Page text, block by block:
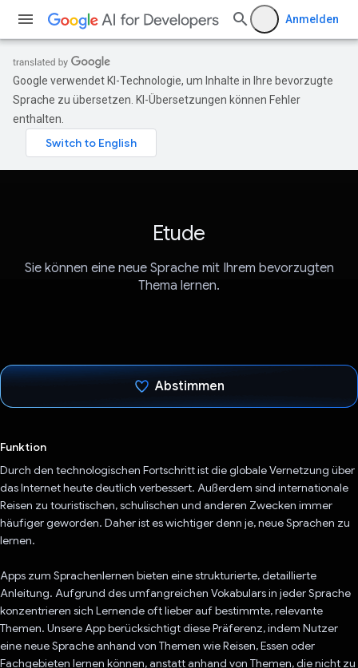
Anmelden
Google verwendet KI-Technologie, um Inhalte in Ihre bevorzugte
Sprache zu übersetzen. KI-Übersetzungen können Fehler
enthalten.
Etude
Sie können eine neue Sprache mit Ihrem bevorzugten
Thema lernen.
Abstimmen
Funktion
Durch den technologischen Fortschritt ist die globale Vernetzung über
das Internet heute deutlich verbessert. Außerdem sind internationale
Reisen zu touristischen, schulischen und anderen Zwecken immer
häufiger geworden. Daher ist es wichtiger denn je, neue Sprachen zu
lernen.
Apps zum Sprachenlernen bieten eine strukturierte, detaillierte
Anleitung. Aufgrund des umfangreichen Vokabulars in jeder Sprache
konzentrieren sich Lernende oft lieber auf bestimmte, relevante
Themen. Unsere App berücksichtigt diese Präferenz, indem Nutzer
eine neue Sprache anhand von Themen wie Reisen, Essen oder
Fachgebieten lernen können, anstatt anhand von Themen, die nicht zu